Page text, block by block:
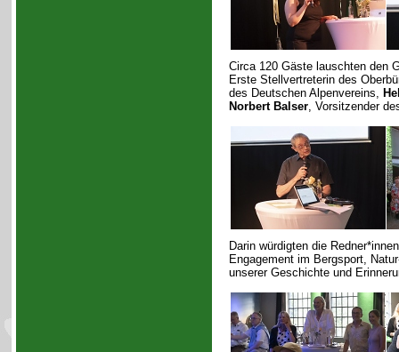
Circa 120 Gäste lauschten den
Erste Stellvertreterin des
des Deutschen Alpenvereins,
Norbert Balser, Vorsitzender
Darin würdigten die
Engagement im Bergsport,
unserer Geschichte und